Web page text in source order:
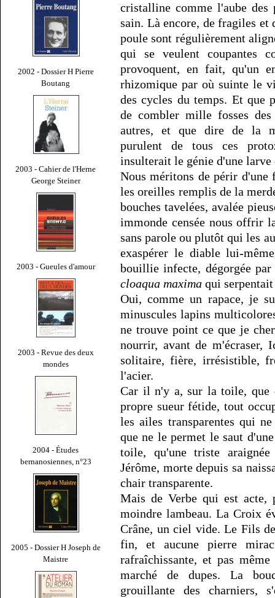
2002 - Dossier H Pierre
Boutang
2003 - Cahier de l'Herne
George Steiner
2003 - Gueules d'amour
2003 - Revue des deux
mondes
2004 - Études
bernanosiennes, n°23
2005 - Dossier H Joseph de
Maistre
cristalline comme l'aube des
sain. Là encore, de fragiles et
poule sont régulièrement
qui se veulent coupantes
provoquent, en fait, qu'un
rhizomique par où suinte le
des cycles du temps. Et que
de combler mille fosses
autres, et que dire de la
purulent de tous ces
insulterait le génie d'une larve
Nous méritons de périr d'une
les oreilles remplis de la
bouches tavelées, avalée
immonde censée nous offrir
sans parole ou plutôt qui les
exaspérer le diable lui-
bouillie infecte, dégorgée
cloaqua maxima qui serpentait
Oui, comme un rapace, je
minuscules lapins
ne trouve point ce que je
nourrir, avant de m'écraser,
solitaire, fière, irrésistible,
l'acier.
Car il n'y a, sur la toile, que
propre sueur fétide, tout
les ailes transparentes qui
que ne le permet le saut
toile, qu'une triste
Jérôme, morte depuis sa
chair transparente.
Mais de Verbe qui est
moindre lambeau. La Croix
Crâne, un ciel vide. Le Fils
fin, et aucune pierre
rafraîchissante, et pas
marché de dupes. La
grouillante des charniers,